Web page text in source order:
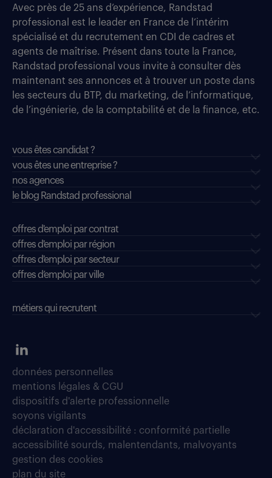
Avec près de 25 ans d’expérience, Randstad
professional est le leader en France de l’intérim
spécialisé et du recrutement en CDI de cadres et
agents de maîtrise. Présent dans toute la France,
Randstad professional vous invite à consulter dès
maintenant ses annonces et à trouver un poste dans
les secteurs du BTP, du marketing, de l’informatique,
de l’ingénierie, de la comptabilité et de la finance, etc.
vous êtes candidat ?
vous êtes une entreprise ?
nos agences
le blog Randstad professional
offres d'emploi par contrat
offres d'emploi par région
offres d'emploi par secteur
offres d’emploi par ville
métiers qui recrutent
données personnelles
mentions légales & CGU
dispositifs d'alerte professionnelle
soyons vigilants
déclaration d'accessibilité : conformité partielle
accessibilité sourds, malentendants, malvoyants
gestion des cookies
plan du site